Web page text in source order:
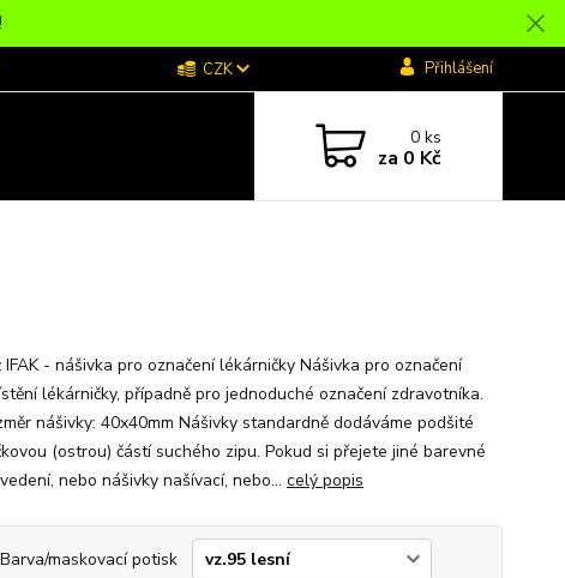
CZK Přihlášení
0ks
za 0 Kč
IFAK - nášivka pro označení lékárničky Nášivka pro označení
lékárničky, případně pro jednoduché označení zdravotníka.
nášivky: 40x40mm Nášivky standardně dodáváme podšité
(ostrou) částí suchého zipu. Pokud si přejete jiné barevné
nebo nášivky našívací, nebo... celý popis
Barva/maskovací potisk